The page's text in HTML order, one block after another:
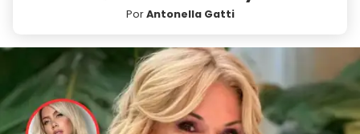
PorAntonella Gatti